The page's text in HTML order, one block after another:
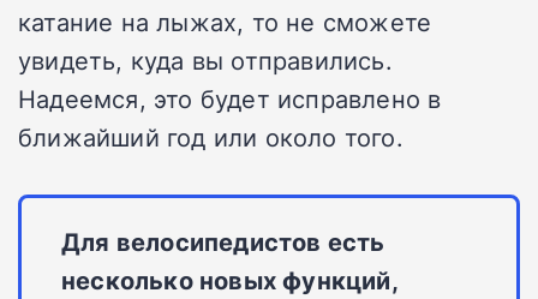
катание на лыжах, то не сможете
увидеть, куда вы отправились.
Надеемся, это будет исправлено в
ближайший год или около того.
Для велосипедистов есть
несколько новых функций,